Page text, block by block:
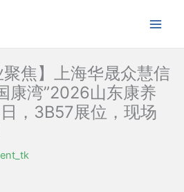
聚焦】上海华晟众慧信
康湾”2026山东康养
，3B57展位，现场